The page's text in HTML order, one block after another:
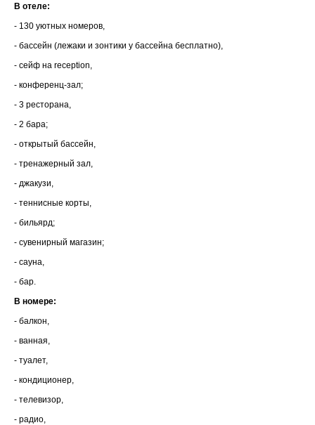
В отеле:
- 130 уютных номеров,
- бассейн (лежаки и зонтики у бассейна бесплатно),
- сейф на reception,
- конференц-зал;
- 3 ресторана,
- 2 бара;
- открытый бассейн,
- тренажерный зал,
- джакузи,
- теннисные корты,
- бильярд;
- сувенирный магазин;
- сауна,
- бар.
В номере:
- балкон,
- ванная,
- туалет,
- кондиционер,
- телевизор,
- радио,